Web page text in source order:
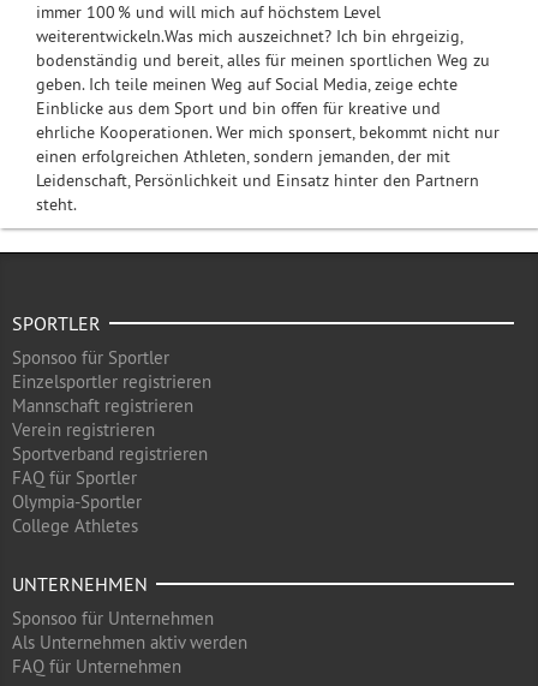
immer 100 % und will mich auf höchstem Level
weiterentwickeln.Was mich auszeichnet? Ich bin ehrgeizig,
bodenständig und bereit, alles für meinen sportlichen Weg zu
geben. Ich teile meinen Weg auf Social Media, zeige echte
Einblicke aus dem Sport und bin offen für kreative und
ehrliche Kooperationen. Wer mich sponsert, bekommt nicht nur
einen erfolgreichen Athleten, sondern jemanden, der mit
Leidenschaft, Persönlichkeit und Einsatz hinter den Partnern
steht.
SPORTLER
Sponsoo für Sportler
Einzelsportler registrieren
Mannschaft registrieren
Verein registrieren
Sportverband registrieren
FAQ für Sportler
Olympia-Sportler
College Athletes
UNTERNEHMEN
Sponsoo für Unternehmen
Als Unternehmen aktiv werden
FAQ für Unternehmen